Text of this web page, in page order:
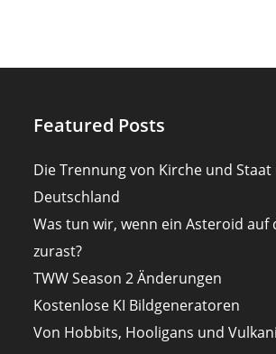
Featured Posts
Die Trennung von Kirche und Staat
Deutschland
Was tun wir, wenn ein Asteroid auf
zurast?
TWW Season 2 Änderungen
Kostenlose KI Bildgeneratoren
Von Hobbits, Hooligans und